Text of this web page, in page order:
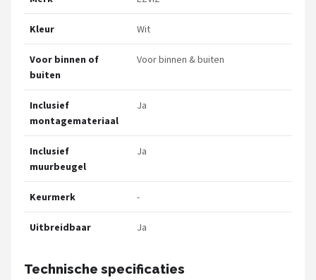
Kleur Wit
Voor binnen of
buiten
Voor binnen & buiten
Inclusief
montagemateriaal
Ja
Inclusief
muurbeugel
Ja
Keurmerk -
Uitbreidbaar Ja
Technische specificaties